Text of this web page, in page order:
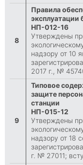
8
Правила
эксплуатации
НП-012-16
Утверждены
надзору от 10
2017 г., №
9
Типовое
защите
станции
НП-015-12
Утверждены
надзору от 18
г. № 27011;